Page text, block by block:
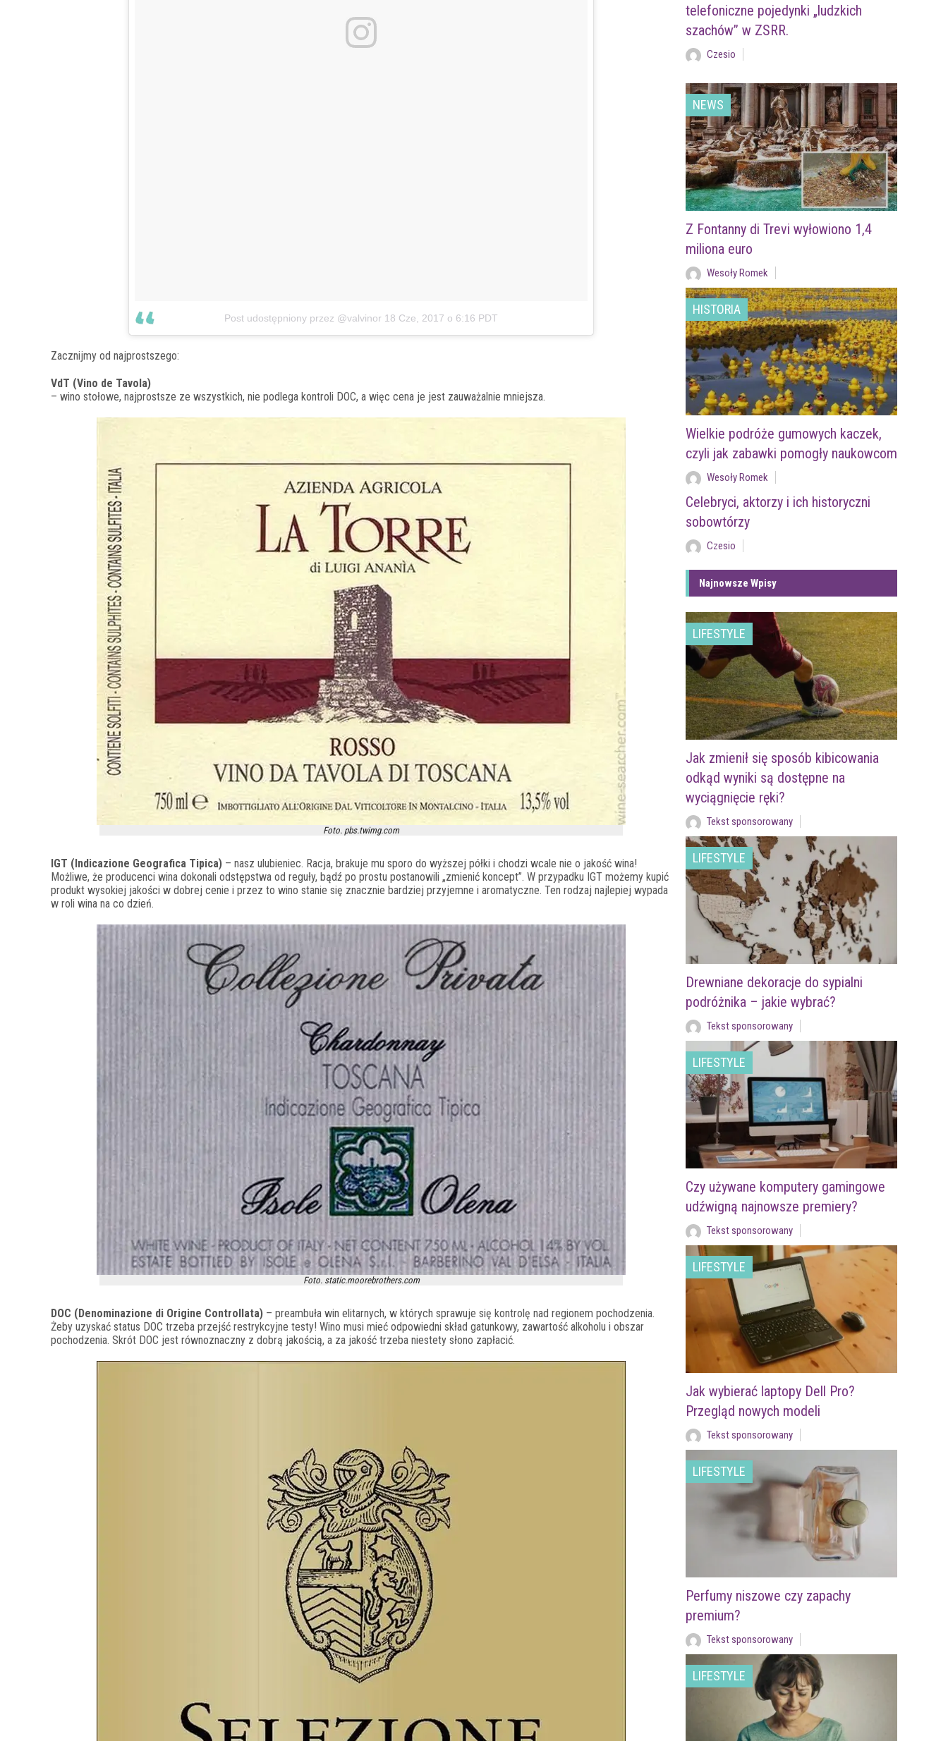
Post udostępniony przez @valvinor 18 Cze, 2017 o 6:16 PDT
Zacznijmy od najprostszego:
VdT (Vino de Tavola)
– wino stołowe, najprostsze ze wszystkich, nie podlega kontroli DOC, a więc cena je jest zauważalnie mniejsza.
Foto. pbs.twimg.com
IGT (Indicazione Geografica Tipica) – nasz ulubieniec. Racja, brakuje mu sporo do wyższej półki i chodzi wcale nie o jakość wina!
Możliwe, że producenci wina dokonali odstępstwa od reguły, bądź po prostu postanowili „zmienić koncept”. W przypadku IGT możemy kupić
produkt wysokiej jakości w dobrej cenie i przez to wino stanie się znacznie bardziej przyjemne i aromatyczne. Ten rodzaj najlepiej wypada
w roli wina na co dzień.
Foto. static.moorebrothers.com
DOC (Denominazione di Origine Controllata) – preambuła win elitarnych, w których sprawuje się kontrolę nad regionem pochodzenia.
Żeby uzyskać status DOC trzeba przejść restrykcyjne testy! Wino musi mieć odpowiedni skład gatunkowy, zawartość alkoholu i obszar
pochodzenia. Skrót DOC jest równoznaczny z dobrą jakością, a za jakość trzeba niestety słono zapłacić.
telefoniczne pojedynki „ludzkich
szachów” w ZSRR.
Czesio
NEWS
Z Fontanny di Trevi wyłowiono 1,4
miliona euro
Wesoły Romek
HISTORIA
Wielkie podróże gumowych kaczek,
czyli jak zabawki pomogły naukowcom
Wesoły Romek
Celebryci, aktorzy i ich historyczni
sobowtórzy
Czesio
Najnowsze Wpisy
LIFESTYLE
Jak zmienił się sposób kibicowania
odkąd wyniki są dostępne na
wyciągnięcie ręki?
Tekst sponsorowany
LIFESTYLE
Drewniane dekoracje do sypialni
podróżnika – jakie wybrać?
Tekst sponsorowany
LIFESTYLE
Czy używane komputery gamingowe
udźwigną najnowsze premiery?
Tekst sponsorowany
LIFESTYLE
Jak wybierać laptopy Dell Pro?
Przegląd nowych modeli
Tekst sponsorowany
LIFESTYLE
Perfumy niszowe czy zapachy
premium?
Tekst sponsorowany
LIFESTYLE